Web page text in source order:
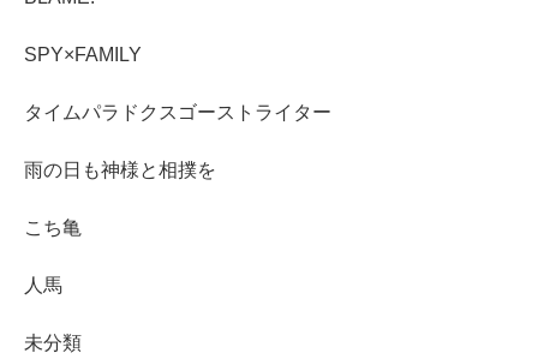
SPY×FAMILY
タイムパラドクスゴーストライター
雨の日も神様と相撲を
こち亀
人馬
未分類